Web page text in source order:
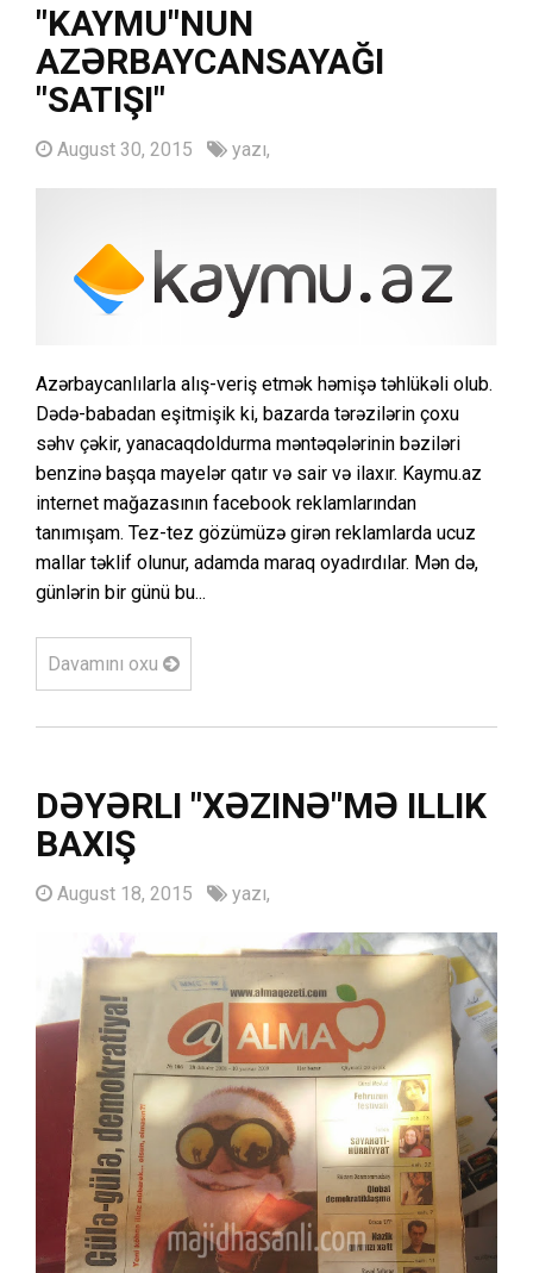
"KAYMU"NUN
AZƏRBAYCANSAYAĞI
"SATIŞI"
August 30, 2015 yazı,
Azərbaycanlılarla alış-veriş etmək həmişə təhlükəli olub.
Dədə-babadan eşitmişik ki, bazarda tərəzilərin çoxu
səhv çəkir, yanacaqdoldurma məntəqələrinin bəziləri
benzinə başqa mayelər qatır və sair və ilaxır. Kaymu.az
internet mağazasının facebook reklamlarından
tanımışam. Tez-tez gözümüzə girən reklamlarda ucuz
mallar təklif olunur, adamda maraq oyadırdılar. Mən də,
günlərin bir günü bu...
Davamını oxu
DƏYƏRLI "XƏZINƏ"MƏ ILLIK
BAXIŞ
August 18, 2015 yazı,